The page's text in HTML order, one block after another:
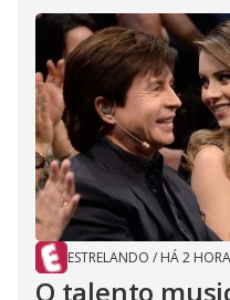
ESTRELANDO / HÁ 2
O talento